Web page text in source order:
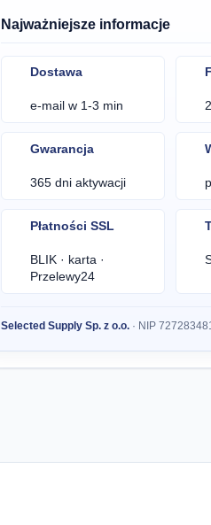
Najważniejsze informacje
Dostawa
e-mail w 1-3 min
Gwarancja
365 dni aktywacji
Płatności SSL
BLIK · karta ·
Przelewy24
Selected Supply Sp. z o.o. · NIP